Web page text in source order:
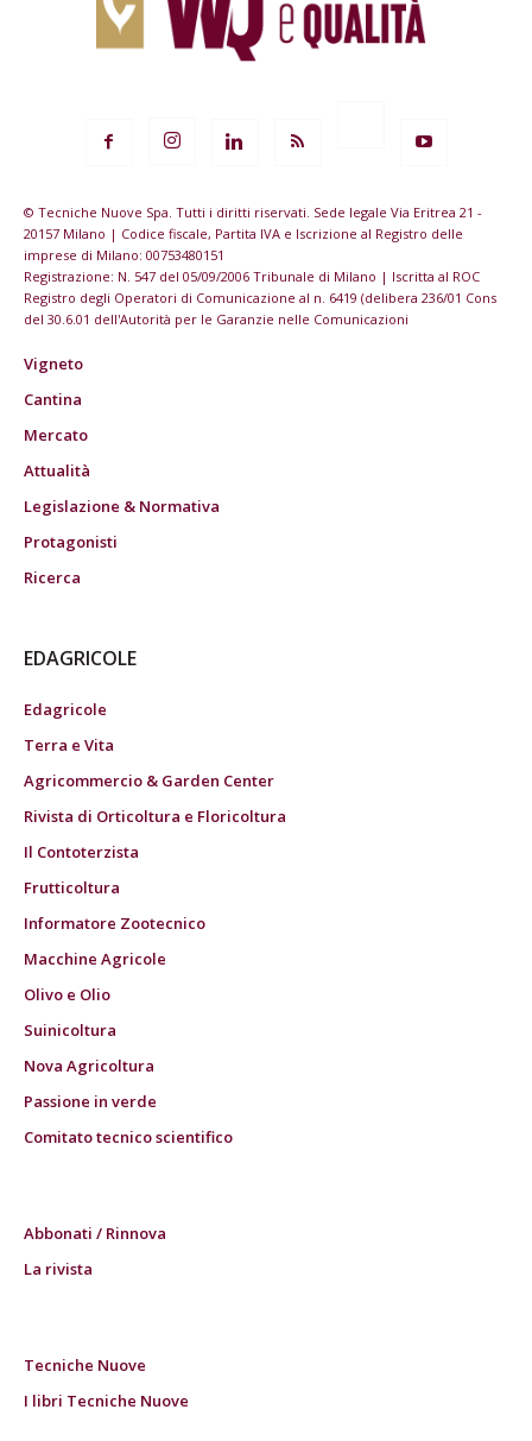
© Tecniche Nuove Spa. Tutti i diritti riservati. Sede legale Via Eritrea 21 -
20157 Milano | Codice fiscale, Partita IVA e Iscrizione al Registro delle
imprese di Milano: 00753480151
Registrazione: N. 547 del 05/09/2006 Tribunale di Milano | Iscritta al ROC
Registro degli Operatori di Comunicazione al n. 6419 (delibera 236/01 Cons
del 30.6.01 dell'Autorità per le Garanzie nelle Comunicazioni
Vigneto
Cantina
Mercato
Attualità
Legislazione & Normativa
Protagonisti
Ricerca
EDAGRICOLE
Edagricole
Terra e Vita
Agricommercio & Garden Center
Rivista di Orticoltura e Floricoltura
Il Contoterzista
Frutticoltura
Informatore Zootecnico
Macchine Agricole
Olivo e Olio
Suinicoltura
Nova Agricoltura
Passione in verde
Comitato tecnico scientifico
Abbonati / Rinnova
La rivista
Tecniche Nuove
I libri Tecniche Nuove